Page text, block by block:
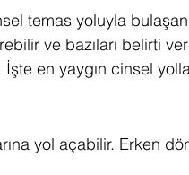
temas yoluyla bulaşan
ve bazıları belirti
en yaygın cinsel
yol açabilir. Erken